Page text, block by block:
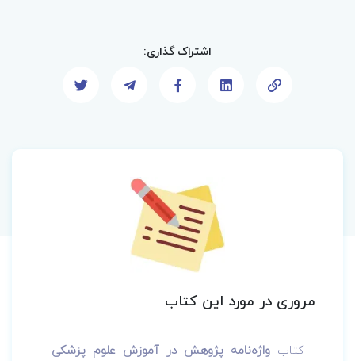
اشتراک گذاری:
مروری در مورد این کتاب
کتابواژه‌نامه پژوهش در آموزش علوم پزشکی